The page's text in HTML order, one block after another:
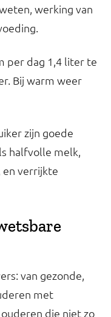
werking van
per dag 1,4 liter te
Bij warm weer
zijn goede
halfvolle melk,
en verrijkte
van gezonde,
met
die niet zo